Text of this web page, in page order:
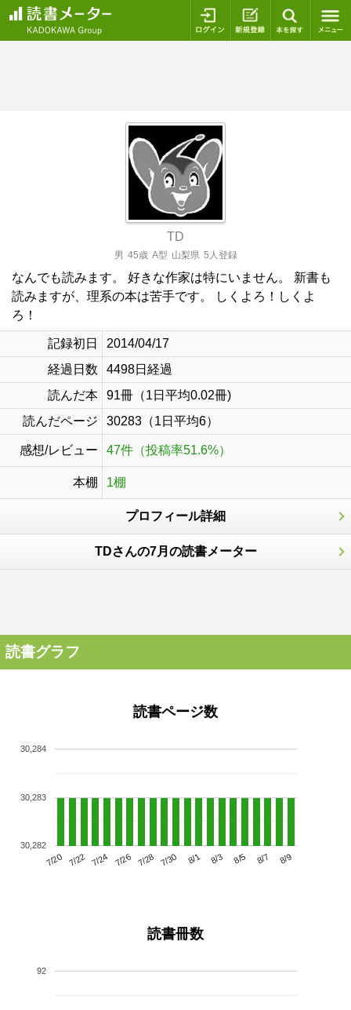
ログイン 新規登録
TD
男 45歳 A型 山梨県 5人登録
なんでも読みます。 好きな作家は特にいません。 新書も
読みますが、理系の本は苦手です。 しくよろ！しくよ
ろ！
記録初日
2014/04/17
経過日数
4498日経過
読んだ本
91冊（1日平均0.02冊)
読んだページ
30283（1日平均6）
感想/レビュー 47件（投稿率51.6%）
本棚 1棚
プロフィール詳細
TDさんの7月の読書メーター
読書グラフ
読書ページ数
7/20 7/22 7/24 7/26 7/28 7/30 8/1 8/3 8/5 8/7 8/9
30,282
30,283
30,284
読書冊数
92